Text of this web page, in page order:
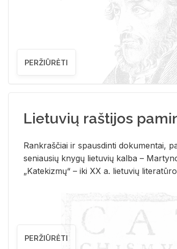
PERŽIŪRĖTI
Lietuvių raštijos
Rank­raš­čiai ir spaus­din­ti do­ku­men­tai,
se­niau­sių kny­gų lie­tu­vių kal­ba –
„Ka­te­kiz­mų“ – iki XX a. lie­tu­vių
PERŽIŪRĖTI